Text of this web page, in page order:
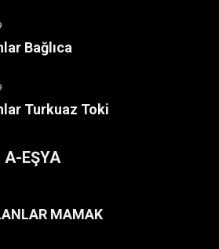
Bağlıca
Turkuaz Toki
A-EŞYA
MAMAK